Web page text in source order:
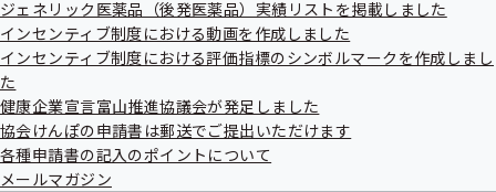
ジェネリック医薬品（後発医薬品）実績リストを掲載しました
インセンティブ制度における動画を作成しました
インセンティブ制度における評価指標のシンボルマークを作成しまし
た
健康企業宣言富山推進協議会が発足しました
協会けんぽの申請書は郵送でご提出いただけます
各種申請書の記入のポイントについて
メールマガジン